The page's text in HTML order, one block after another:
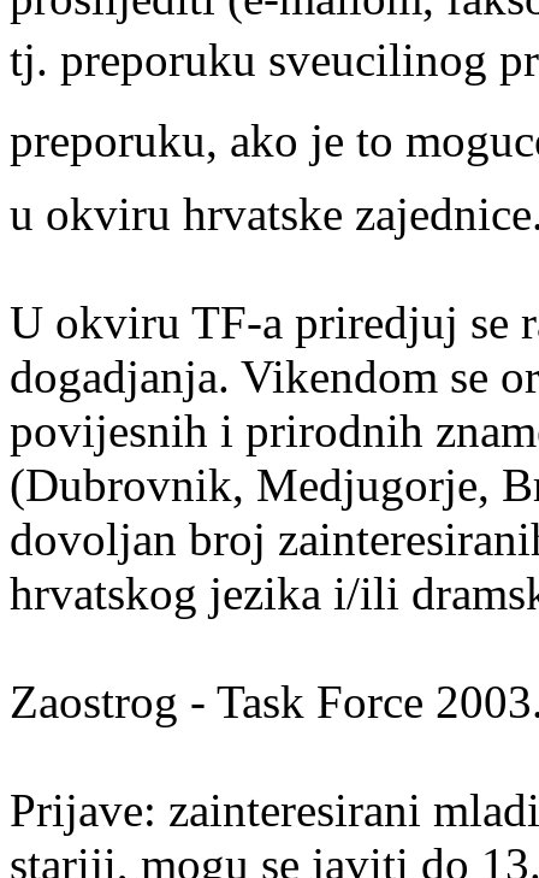
tj. preporuku sveucilinog
preporuku, ako je to
u okviru hrvatske
U okviru TF-a priredjuj se
dogadjanja. Vikendom se
povijesnih i prirodnih
(Dubrovnik, Medjugorje,
dovoljan broj
hrvatskog jezika i/ili
Zaostrog - Task Force
Prijave: zainteresirani
stariji, mogu se javiti do